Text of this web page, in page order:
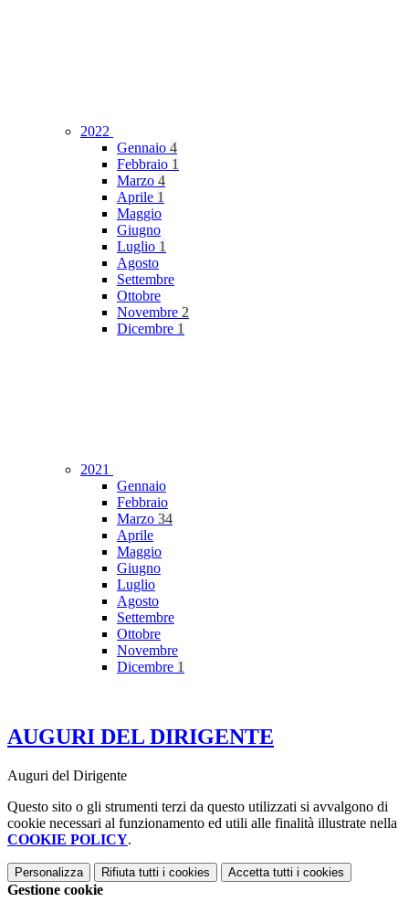
2022
Gennaio 4
Febbraio 1
Marzo 4
Aprile 1
Maggio
Giugno
Luglio 1
Agosto
Settembre
Ottobre
Novembre 2
Dicembre 1
2021
Gennaio
Febbraio
Marzo 34
Aprile
Maggio
Giugno
Luglio
Agosto
Settembre
Ottobre
Novembre
Dicembre 1
AUGURI DEL DIRIGENTE
Auguri del Dirigente
Questo sito o gli strumenti terzi da questo utilizzati si avvalgono di
cookie necessari al funzionamento ed utili alle finalità illustrate nella
COOKIE POLICY.
Personalizza Rifiuta tutti i cookies Accetta tutti i cookies
Gestione cookie